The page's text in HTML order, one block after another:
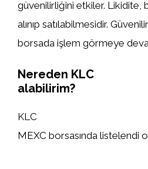
güvenilirliğini etkiler. Likidite,
alınıp satılabilmesidir.
borsada işlem görmeye
Nereden KLC
alabilirim?
KLC
MEXC borsasında listelendi